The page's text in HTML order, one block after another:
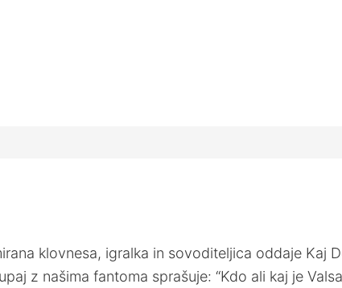
klovnesa, igralka in sovoditeljica oddaje Kaj
z našima fantoma sprašuje: “Kdo ali kaj je